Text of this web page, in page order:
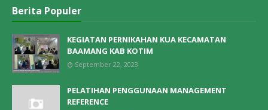
Berita Populer
KEGIATAN PERNIKAHAN KUA KECAMATAN
BAAMANG KAB KOTIM
September 22, 2023
PELATIHAN PENGGUNAAN MANAGEMENT
REFERENCE